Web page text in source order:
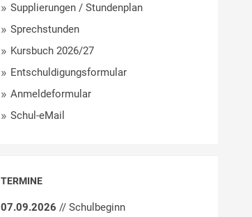
Supplierungen / Stundenplan
Sprechstunden
Kursbuch 2026/27
Entschuldigungsformular
Anmeldeformular
Schul-eMail
TERMINE
07.09.2026 // Schulbeginn